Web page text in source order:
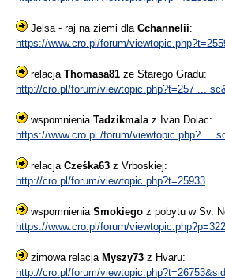
Jelsa - raj na ziemi dla Cchannelii:
https://www.cro.pl/forum/
relacja Thomasa81 ze Starego Gradu:
http://cro.pl/forum/viewtopic.php?t=257 ...
wspomnienia Tadzikmalaz Ivan Dolac:
https://www.cro.pl./forum/viewtopic.php? ...
relacja Cześka63 z Vrboskiej:
http://cro.pl/forum/viewtopic.php?t=25933
wspomnienia Smokiego z pobytu w Sv.
https://www.cro.pl/forum/
zimowa relacja Myszy73 z Hvaru:
http://cro.pl/forum/